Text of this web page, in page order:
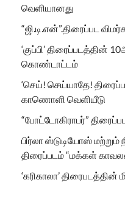
வெளியானது
“ஜி.டி.என்”.திரைப்பட
‘குப்பி’ திரைப்படத்தின்
கொண்டாட்டம்
‘செய்! செய்யாதே!
காணொளி வெளியீடு
“போட்டோகிராபர்”
பிர்லா ஸ்டுடியோஸ்
திரைப்படம் “மக்கள்
‘கரிகாலா’